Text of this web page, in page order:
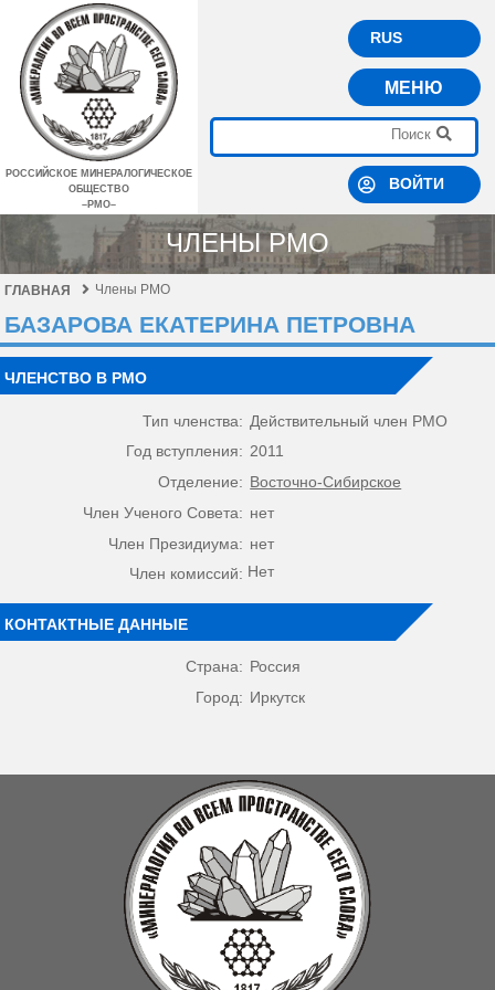
РОССИЙСКОЕ МИНЕРАЛОГИЧЕСКОЕ
ОБЩЕСТВО
–РМО–
RUS
МЕНЮ
ВОЙТИ
ЧЛЕНЫ РМО
ГЛАВНАЯ Члены РМО
БАЗАРОВА ЕКАТЕРИНА ПЕТРОВНА
ЧЛЕНСТВО В РМО
Тип членства: Действительный член РМО
Год вступления: 2011
Отделение: Восточно-Сибирское
Член Ученого Совета: нет
Член Президиума: нет
Член комиссий: Нет
КОНТАКТНЫЕ ДАННЫЕ
Страна: Россия
Город: Иркутск